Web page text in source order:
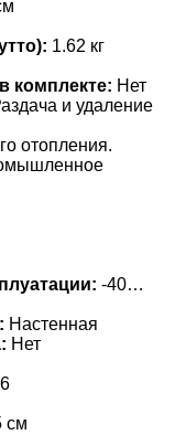
1.62 кг
комплекте: Нет
и удаление
отопления.
-40…
Настенная
Нет
см